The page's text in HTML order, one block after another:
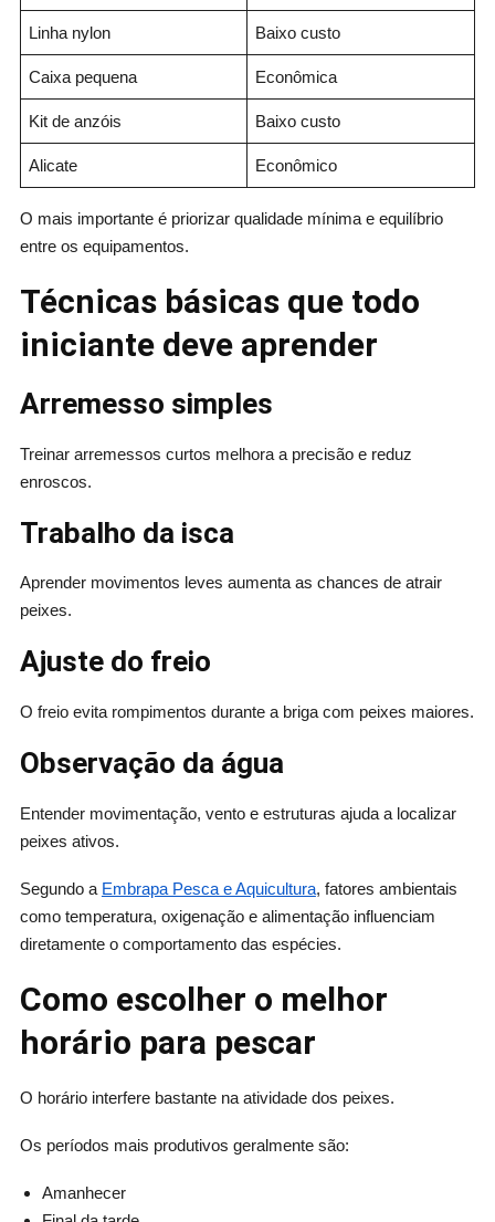
Linha nylon Baixo custo
Caixa pequena Econômica
Kit de anzóis Baixo custo
Alicate Econômico
O mais importante é priorizar qualidade mínima e equilíbrio
entre os equipamentos.
Técnicas básicas que todo
iniciante deve aprender
Arremesso simples
Treinar arremessos curtos melhora a precisão e reduz
enroscos.
Trabalho da isca
Aprender movimentos leves aumenta as chances de atrair
peixes.
Ajuste do freio
O freio evita rompimentos durante a briga com peixes maiores.
Observação da água
Entender movimentação, vento e estruturas ajuda a localizar
peixes ativos.
Segundo a Embrapa Pesca e Aquicultura, fatores ambientais
como temperatura, oxigenação e alimentação influenciam
diretamente o comportamento das espécies.
Como escolher o melhor
horário para pescar
O horário interfere bastante na atividade dos peixes.
Os períodos mais produtivos geralmente são:
Amanhecer